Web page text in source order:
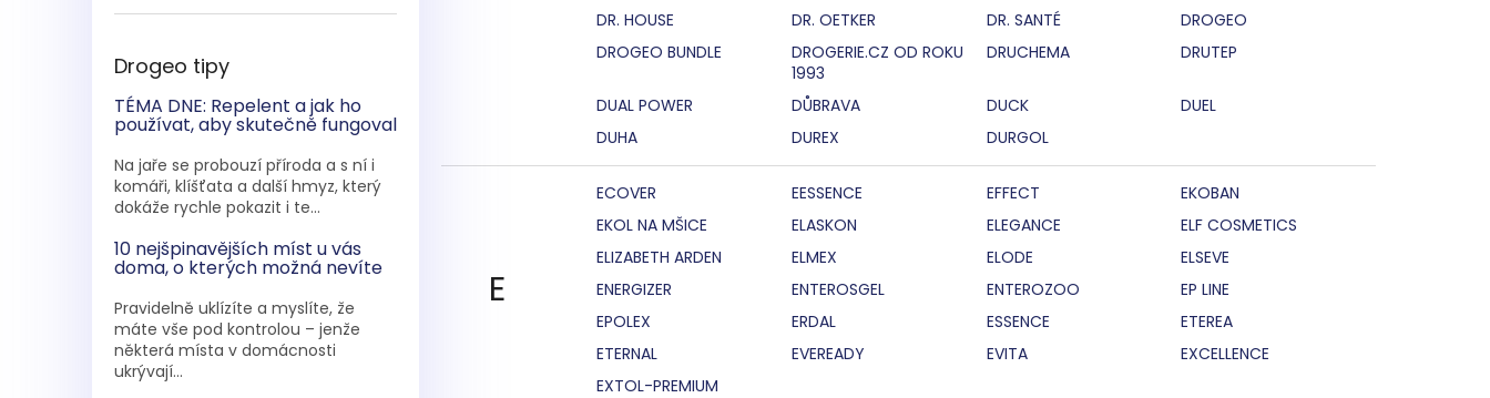
Drogeo tipy
TÉMA DNE: Repelent a jak ho
používat, aby skutečně fungoval
Na jaře se probouzí příroda a s ní i
komáři, klíšťata a další hmyz, který
dokáže rychle pokazit i te...
10 nejšpinavějších míst u vás
doma, o kterých možná nevíte
Pravidelně uklízíte a myslíte, že
máte vše pod kontrolou – jenže
některá místa v domácnosti
ukrývají...
DR. HOUSE DR. OETKER DR. SANTÉ
DROGEO
DROGEO BUNDLE
DROGERIE.CZ OD ROKU
1993
DRUCHEMA DRUTEP
DUAL POWER DŮBRAVA DUCK
DUEL
DUHA
DUREX DURGOL
E
ECOVER EESSENCE EFFECT
EKOBAN
EKOL NA MŠICE
ELASKON ELEGANCE
ELF COSMETICS
ELIZABETH ARDEN
ELMEX ELODE
ELSEVE
ENERGIZER
ENTEROSGEL ENTEROZOO
EP LINE
EPOLEX
ERDAL ESSENCE
ETEREA
ETERNAL
EVEREADY EVITA
EXCELLENCE
EXTOL-PREMIUM